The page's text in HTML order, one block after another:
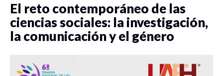
El reto contemporáneo de las
ciencias sociales: la investigación,
la comunicación y el género